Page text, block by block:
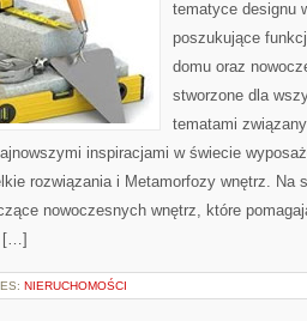
tematyce designu
poszukujące
domu oraz
stworzone dla
tematami
inspiracjami w świecie
rozwiązania i Metamorfozy wnętrz. Na
nowoczesnych wnętrz, które
[…]
NIERUCHOMOŚCI